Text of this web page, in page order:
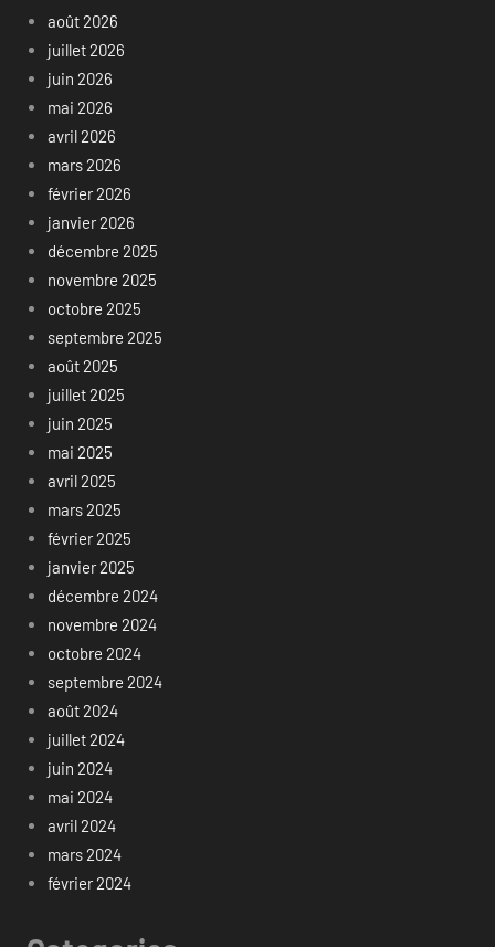
août 2026
juillet 2026
juin 2026
mai 2026
avril 2026
mars 2026
février 2026
janvier 2026
décembre 2025
novembre 2025
octobre 2025
septembre 2025
août 2025
juillet 2025
juin 2025
mai 2025
avril 2025
mars 2025
février 2025
janvier 2025
décembre 2024
novembre 2024
octobre 2024
septembre 2024
août 2024
juillet 2024
juin 2024
mai 2024
avril 2024
mars 2024
février 2024